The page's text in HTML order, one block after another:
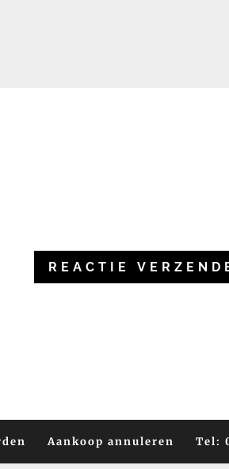
Aankoop annuleren Tel: